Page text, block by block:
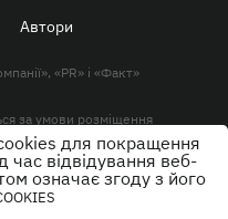
Автори
«PR» і «Факт»
за умови розміщення
абзаці.
захищені.
для покращення
час відвідування веб-
означає згоду з його